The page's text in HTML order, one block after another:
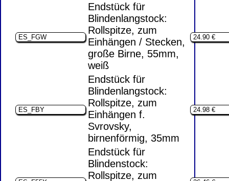
Endstück für
Blindenlangstock:
Rollspitze, zum
Einhängen / Stecken,
große Birne, 55mm,
weiß
Endstück für
Blindenlangstock:
Rollspitze, zum
Einhängen f.
Svrovsky,
birnenförmig, 35mm
Endstück für
Blindenstock:
Rollspitze, zum